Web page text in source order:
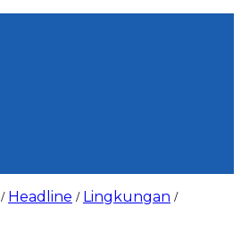
/ Headline / Lingkungan /